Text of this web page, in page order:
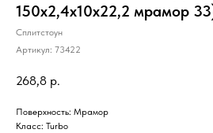
150x2,4x10x22,2 мрамор
Сплитстоун
Артикул: 73422
268,8 р.
Поверхность: Мрамор
Класс: Turbo